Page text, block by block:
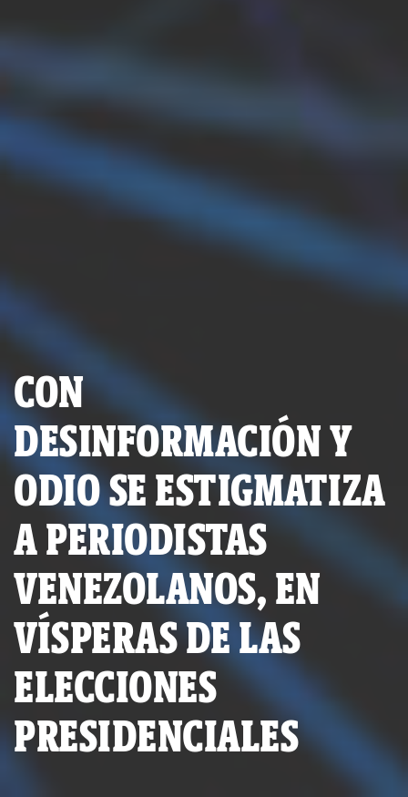
CON
DESINFORMACIÓN Y
ODIO SE ESTIGMATIZA
A PERIODISTAS
VENEZOLANOS, EN
VÍSPERAS DE LAS
ELECCIONES
PRESIDENCIALES